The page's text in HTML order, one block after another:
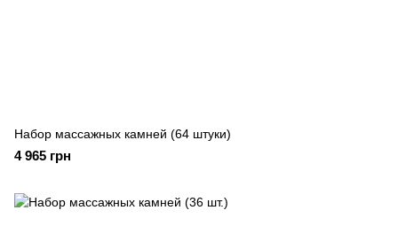
Набор массажных камней (64 штуки)
4 965 грн